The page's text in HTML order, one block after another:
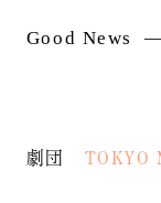
Good News —
劇団 TOKYO